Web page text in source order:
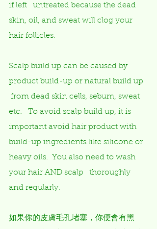
if left   untreated because the dead
skin, oil, and sweat will clog your
hair follicles.
Scalp build up can be caused by
product build-up or natural build up
from dead skin cells, sebum, sweat
etc.   To avoid scalp build up, it is
important avoid hair product with
build-up ingredients like silicone or
heavy oils.  You also need to wash
your hair AND scalp   thoroughly
and regularly.
如果你的皮膚毛孔堵塞，你便會有黑